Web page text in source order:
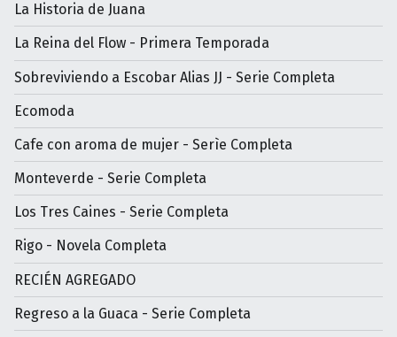
La Historia de Juana
La Reina del Flow - Primera Temporada
Sobreviviendo a Escobar Alias JJ - Serie Completa
Ecomoda
Cafe con aroma de mujer - Serìe Completa
Monteverde - Serie Completa
Los Tres Caines - Serie Completa
Rigo - Novela Completa
RECIÉN AGREGADO
Regreso a la Guaca - Serie Completa